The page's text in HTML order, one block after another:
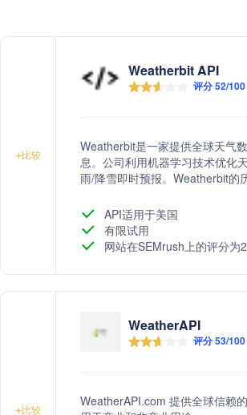
+比较
Weatherbit API
评分 52/100
Weatherbit是一家提供全球天气
息。公司利用机器学习技术优化
雨/降雪即时预报。Weatherbit的
多个数据中心托管，自2017年
API适用于美国
有限试用
网站在SEMrush上的评分为
+比较
WeatherAPI
评分 53/100
WeatherAPI.com 提供全球信赖